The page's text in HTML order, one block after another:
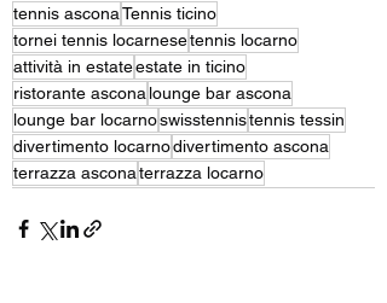
tennis asconaTennis ticino
tornei tennis locarnesetennis locarno
attività in estateestate in ticino
ristorante ascona lounge bar ascona
lounge bar locarnoswisstennistennis tessin
divertimento locarnodivertimento ascona
terrazza asconaterrazza locarno